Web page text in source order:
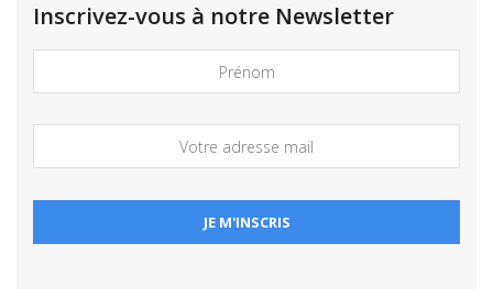
Inscrivez-vous à notre Newsletter